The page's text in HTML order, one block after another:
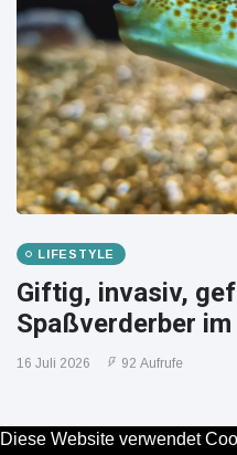
Diese Website verwendet
LIFESTYLE
Giftig, invasiv,
Spaßverderber
16 Juli 2026 92 Aufrufe